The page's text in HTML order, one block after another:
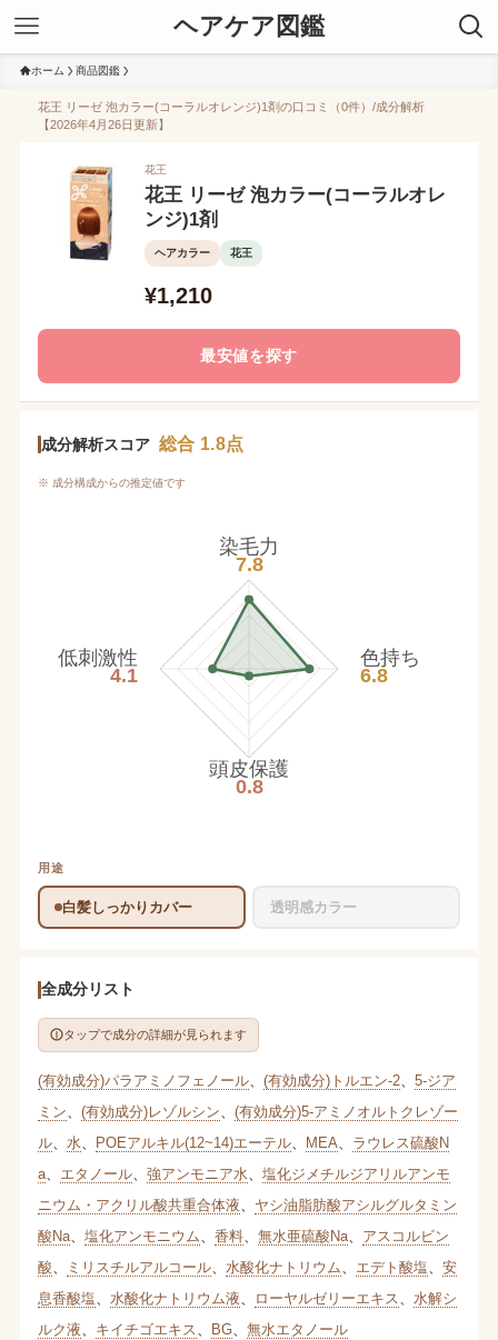
ヘアケア図鑑
ホーム 商品図鑑
花王 リーゼ 泡カラー(コーラルオレンジ)1剤の口コミ（0件）/成分解析
【2026年4月26日更新】
花王
花王 リーゼ 泡カラー(コーラルオレ
ンジ)1剤
ヘアカラー 花王
¥1,210
最安値を探す
成分解析スコア 総合 1.8点
※ 成分構成からの推定値です
染毛力
7.8
色持ち
6.8
頭皮保護
0.8
低刺激性
4.1
用途
白髪しっかりカバー 透明感カラー
全成分リスト
タップで成分の詳細が見られます
(有効成分)パラアミノフェノール、 (有効成分)トルエン-2、 5-ジア
ミン
(有効成分)レゾルシン
(有効成分)5-アミノオルトクレゾー
ル、 水 POEアルキル(12~14)エーテル、 MEA
ラウレス硫酸N
a、 エタノール、 強アンモニア水
塩化ジメチルジアリルアンモ
ニウム・アクリル酸共重合体液
ヤシ油脂肪酸アシルグルタミン
酸Na、 塩化アンモニウム 香料、 無水亜硫酸Na、 アスコルビン
酸
ミリスチルアルコール、 水酸化ナトリウム エデト酸塩
安
息香酸塩
水酸化ナトリウム液 ローヤルゼリーエキス
水解シ
ルク液
キイチゴエキス BG、 無水エタノール